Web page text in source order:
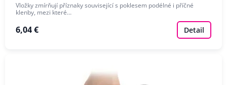
Vložky zmírňují příznaky související s poklesem podélné i příčné
klenby, mezi které…
6,04 € Detail